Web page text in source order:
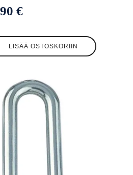
€
LISÄÄ OSTOSKORIIN